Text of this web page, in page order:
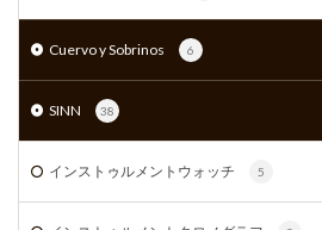
Cuervo y Sobrinos 6
SINN 38
インストゥルメントウォッチ 5